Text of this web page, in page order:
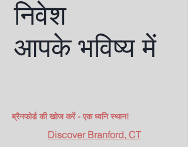
निवेश
आपके भविष्य में
ब्रैनफोर्ड की खोज करें - एक ध्वनि स्थान!
Discover Branford, CT